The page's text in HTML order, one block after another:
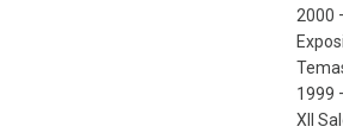
2000
1999
XII